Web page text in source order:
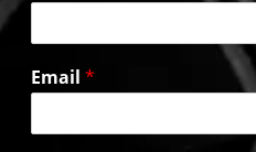
Email*